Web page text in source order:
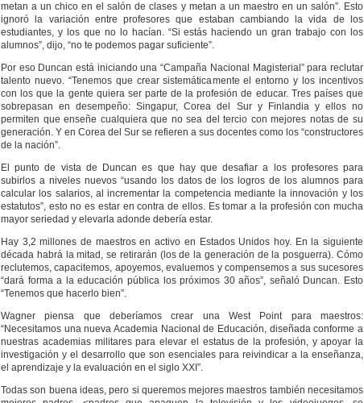
metan a un chico en el salón de clases y metan a un maestro en un salón”. Esto
ignoró la variación entre profesores que estaban cambiando la vida de los
estudiantes, y los que no lo hacían. “Si estás haciendo un gran trabajo con los
alumnos”, dijo, “no te podemos pagar suficiente”.
Por eso Duncan está iniciando una “Campaña Nacional Magisterial” para reclutar
talento nuevo. “Tenemos que crear sistemáticamente el entorno y los incentivos
con los que la gente quiera ser parte de la profesión de educar. Tres países que
sobrepasan en desempeño: Singapur, Corea del Sur y Finlandia y ellos no
permiten que enseñe cualquiera que no sea del tercio con mejores notas de su
generación. Y en Corea del Sur se refieren a sus docentes como los “constructores
de la nación”.
El punto de vista de Duncan es que hay que desafiar a los profesores para
subirlos a niveles nuevos “usando los datos de los logros de los alumnos para
calcular los salarios, al incrementar la competencia mediante la innovación y los
estatutos”, esto no es estar en contra de ellos. Es tomar a la profesión con mucha
mayor seriedad y elevarla adonde debería estar.
Hay 3,2 millones de maestros en activo en Estados Unidos hoy. En la siguiente
década habrá la mitad, se retirarán (los de la generación de la posguerra). Cómo
reclutemos, capacitemos, apoyemos, evaluemos y compensemos a sus sucesores
“dará forma a la educación pública los próximos 30 años”, señaló Duncan. Esto
“Tenemos que hacerlo bien”.
Wagner piensa que deberíamos crear una West Point para maestros:
“Necesitamos una nueva Academia Nacional de Educación, diseñada conforme a
nuestras academias militares para elevar el estatus de la profesión, y apoyar la
investigación y el desarrollo que son esenciales para reivindicar a la enseñanza,
el aprendizaje y la evaluación en el siglo XXI”.
Todas son buena ideas, pero si queremos mejores maestros también necesitamos